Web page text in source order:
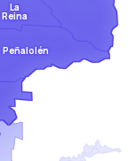
La
Reina
Peñalolén